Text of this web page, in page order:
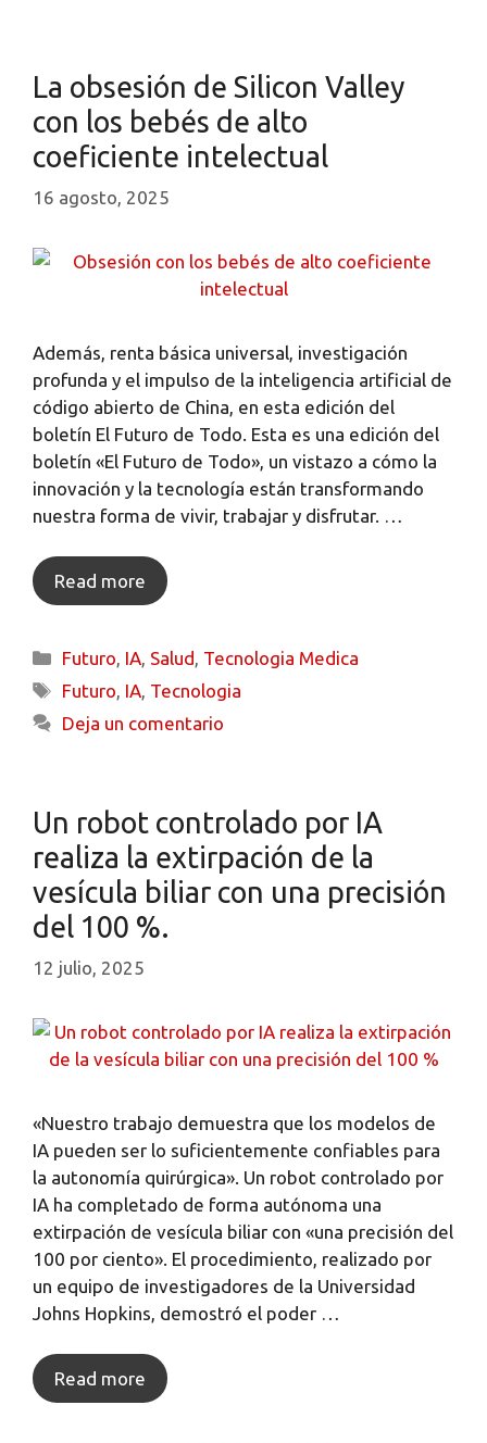
La obsesión de Silicon Valley
con los bebés de alto
coeficiente intelectual
16 agosto, 2025
Además, renta básica universal, investigación
profunda y el impulso de la inteligencia artificial de
código abierto de China, en esta edición del
boletín El Futuro de Todo. Esta es una edición del
boletín «El Futuro de Todo», un vistazo a cómo la
innovación y la tecnología están transformando
nuestra forma de vivir, trabajar y disfrutar. …
Read more
Futuro, IA, Salud, Tecnologia Medica
Futuro, IA, Tecnologia
Deja un comentario
Un robot controlado por IA
realiza la extirpación de la
vesícula biliar con una precisión
del 100 %.
12 julio, 2025
«Nuestro trabajo demuestra que los modelos de
IA pueden ser lo suficientemente confiables para
la autonomía quirúrgica». Un robot controlado por
IA ha completado de forma autónoma una
extirpación de vesícula biliar con «una precisión del
100 por ciento». El procedimiento, realizado por
un equipo de investigadores de la Universidad
Johns Hopkins, demostró el poder …
Read more